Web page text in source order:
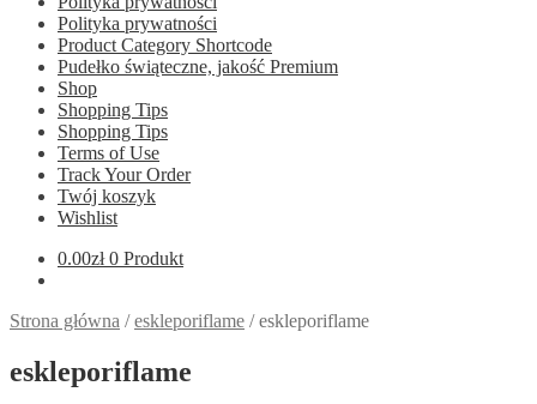
Polityka prywatności
Product Category Shortcode
Pudełko świąteczne, jakość Premium
Shop
Shopping Tips
Shopping Tips
Terms of Use
Track Your Order
Twój koszyk
Wishlist
0.00zł 0 Produkt
Strona główna /eskleporiflame /eskleporiflame
eskleporiflame